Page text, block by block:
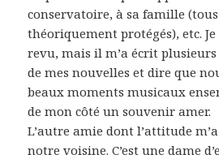
conservatoire, à sa famille
théoriquement protégés), etc.
revu, mais il m’a écrit
de mes nouvelles et dire que
beaux moments musicaux
de mon côté un souvenir amer.
L’autre amie dont l’attitude
notre voisine. C’est une dame